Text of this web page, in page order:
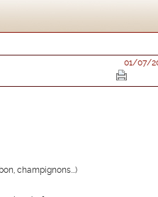
01/07/
champignons...)